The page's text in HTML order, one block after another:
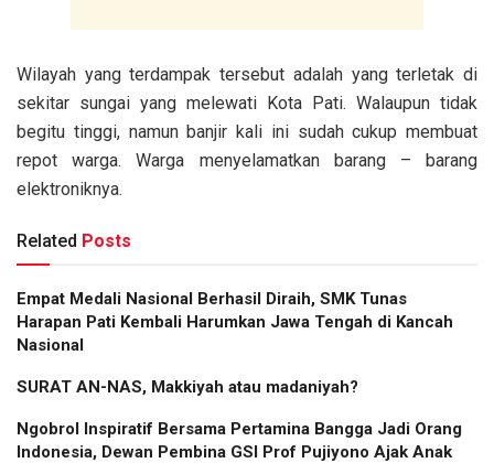
Wilayah yang terdampak tersebut adalah yang terletak di
sekitar sungai yang melewati Kota Pati. Walaupun tidak
begitu tinggi, namun banjir kali ini sudah cukup membuat
repot warga. Warga menyelamatkan barang – barang
elektroniknya.
Related Posts
Empat Medali Nasional Berhasil Diraih, SMK Tunas
Harapan Pati Kembali Harumkan Jawa Tengah di Kancah
Nasional
SURAT AN-NAS, Makkiyah atau madaniyah?
Ngobrol Inspiratif Bersama Pertamina Bangga Jadi Orang
Indonesia, Dewan Pembina GSI Prof Pujiyono Ajak Anak